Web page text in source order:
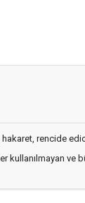
hakaret, rencide
kullanılmayan ve